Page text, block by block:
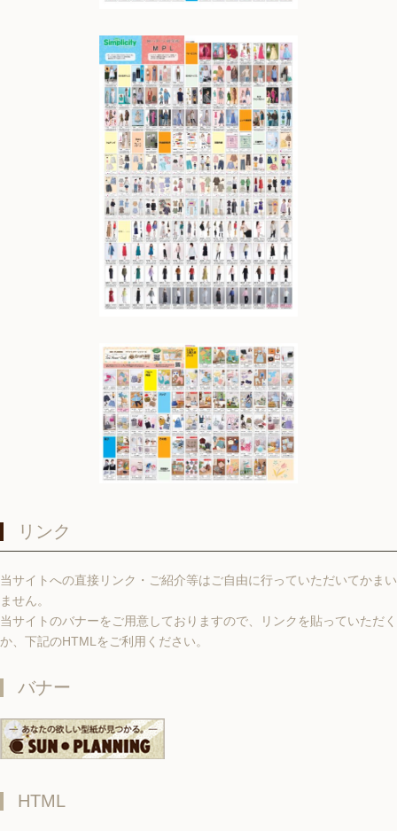
リンク
当サイトへの直接リンク・ご紹介等はご自由に行っていただいてかまい
ません。
当サイトのバナーをご用意しておりますので、リンクを貼っていただく
か、下記のHTMLをご利用ください。
バナー
HTML